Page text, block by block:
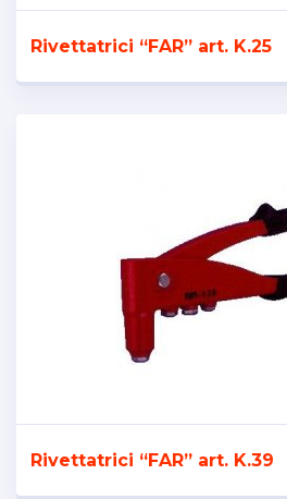
Rivettatrici “FAR” art. K.25
Rivettatrici “FAR” art. K.39